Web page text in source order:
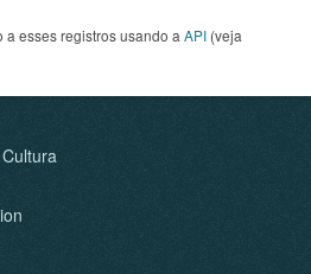
a esses registros usando a API (veja